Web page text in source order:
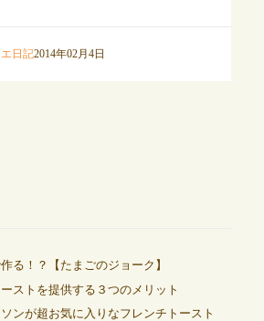
日記2014年02月4日
る！？【たまごのジョーク】
ストを提供する３つのメリット
ンが超お気に入りなフレンチトースト